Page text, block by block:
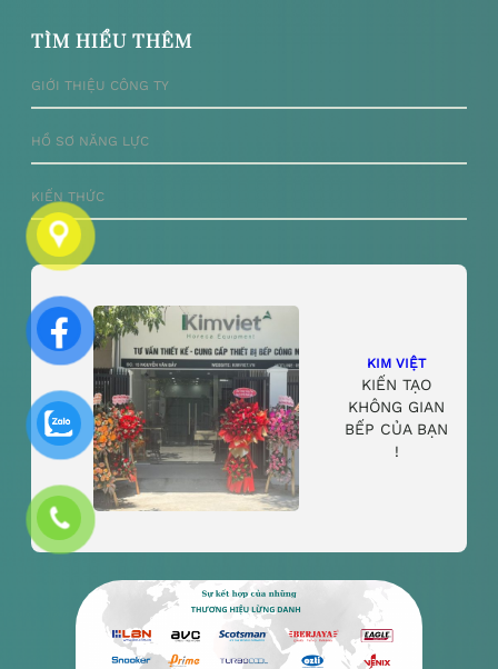
m
TÌM HIỂU THÊM
GIỚI THIỆU CÔNG TY
HỒ SƠ NĂNG LỰC
KIẾN THỨC
KIM VIỆT
KIẾN TẠO
KHÔNG GIAN
BẾP CỦA BẠN
!